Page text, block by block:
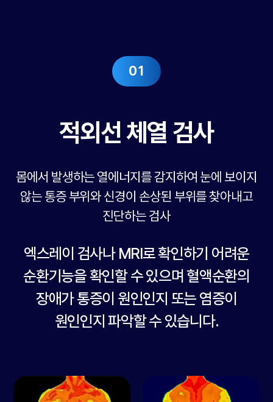
01
적외선 체열 검사
몸에서 발생하는 열에너지를 감지하여 눈에 보이지
않는 통증 부위와 신경이 손상된 부위를 찾아내고
진단하는 검사
엑스레이 검사나 MRI로 확인하기 어려운
순환기능을 확인할 수 있으며혈액순환의
장애가 통증이 원인인지 또는 염증이
원인인지 파악할 수 있습니다.